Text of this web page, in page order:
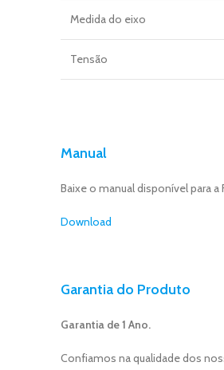
Medida do eixo
Tensão
Manual
Baixe o manual disponível para a
Download
Garantia do Produto
Garantia de 1 Ano.
Confiamos na qualidade dos